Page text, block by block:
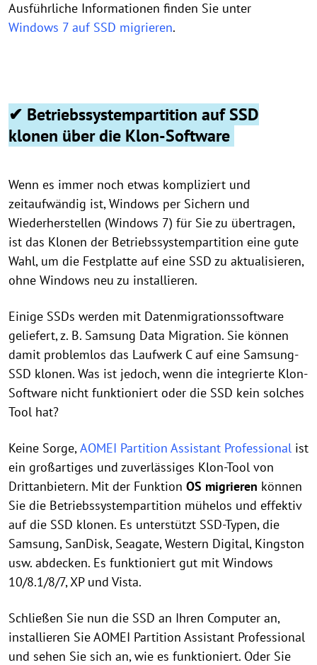
Ausführliche Informationen finden Sie unter
Windows 7 auf SSD migrieren.
✔ Betriebssystempartition auf SSD
klonen über die Klon-Software
Wenn es immer noch etwas kompliziert und
zeitaufwändig ist, Windows per Sichern und
Wiederherstellen (Windows 7) für Sie zu übertragen,
ist das Klonen der Betriebssystempartition eine gute
Wahl, um die Festplatte auf eine SSD zu aktualisieren,
ohne Windows neu zu installieren.
Einige SSDs werden mit Datenmigrationssoftware
geliefert, z. B. Samsung Data Migration. Sie können
damit problemlos das Laufwerk C auf eine Samsung-
SSD klonen. Was ist jedoch, wenn die integrierte Klon-
Software nicht funktioniert oder die SSD kein solches
Tool hat?
Keine Sorge,AOMEI Partition Assistant Professional ist
ein großartiges und zuverlässiges Klon-Tool von
Drittanbietern. Mit der Funktion OS migrieren können
Sie die Betriebssystempartition mühelos und effektiv
auf die SSD klonen. Es unterstützt SSD-Typen, die
Samsung, SanDisk, Seagate, Western Digital, Kingston
usw. abdecken. Es funktioniert gut mit Windows
10/8.1/8/7, XP und Vista.
Schließen Sie nun die SSD an Ihren Computer an,
installieren Sie AOMEI Partition Assistant Professional
und sehen Sie sich an, wie es funktioniert. Oder Sie